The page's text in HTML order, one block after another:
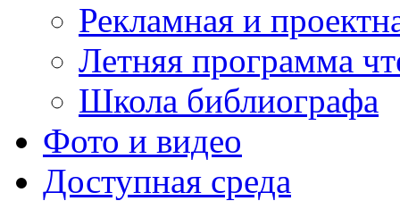
Рекламная и
Летняя программа
Школа библиографа
Фото и видео
Доступная среда